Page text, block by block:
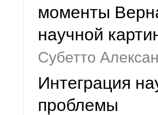
моменты
научной
Субетто
Интеграция
проблемы